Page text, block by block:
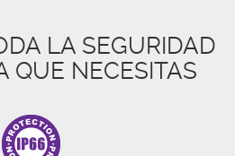
LA SEGURIDAD
QUE NECESITAS